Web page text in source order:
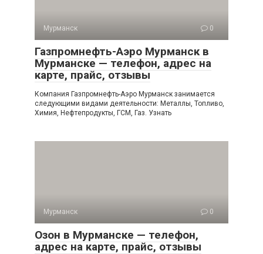
Мурманск 0
Газпромнефть-Аэро Мурманск в
Мурманске — телефон, адрес на
карте, прайс, отзывы
Компания Газпромнефть-Аэро Мурманск занимается
следующими видами деятельности: Металлы, Топливо,
Химия, Нефтепродукты, ГСМ, Газ. Узнать
Мурманск 0
Озон в Мурманске — телефон,
адрес на карте, прайс, отзывы